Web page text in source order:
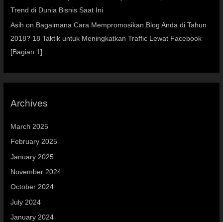
Trend di Dunia Bisnis Saat Ini
Asih on Bagaimana Cara Mempromosikan Blog Anda di Tahun
2018? 18 Taktik untuk Meningkatkan Traffic Lewat Facebook
[Bagian 1]
Archives
March 2025
February 2025
January 2025
November 2024
October 2024
July 2024
January 2024